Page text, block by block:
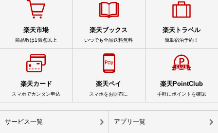
楽天市場
商品数は1億点以上
楽天ブックス
いつでも全品送料無料
楽天トラベル
簡単宿泊予約！
楽天カード
スマホでカンタン申込
楽天ペイ
スマホをお財布に
楽天PointClub
手軽にポイントを確認
サービス一覧 アプリ一覧